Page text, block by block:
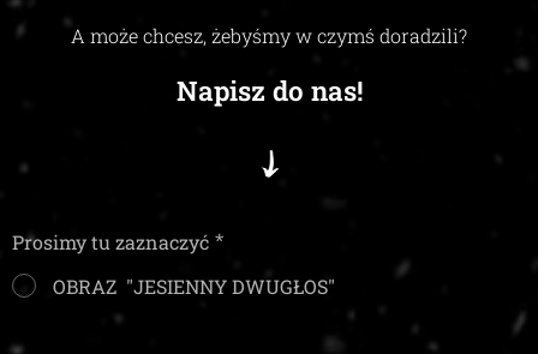
A może chcesz, żebyśmy w czymś doradzili?
Napisz do nas!
Prosimy tu zaznaczyć
OBRAZ "JESIENNY DWUGŁOS"